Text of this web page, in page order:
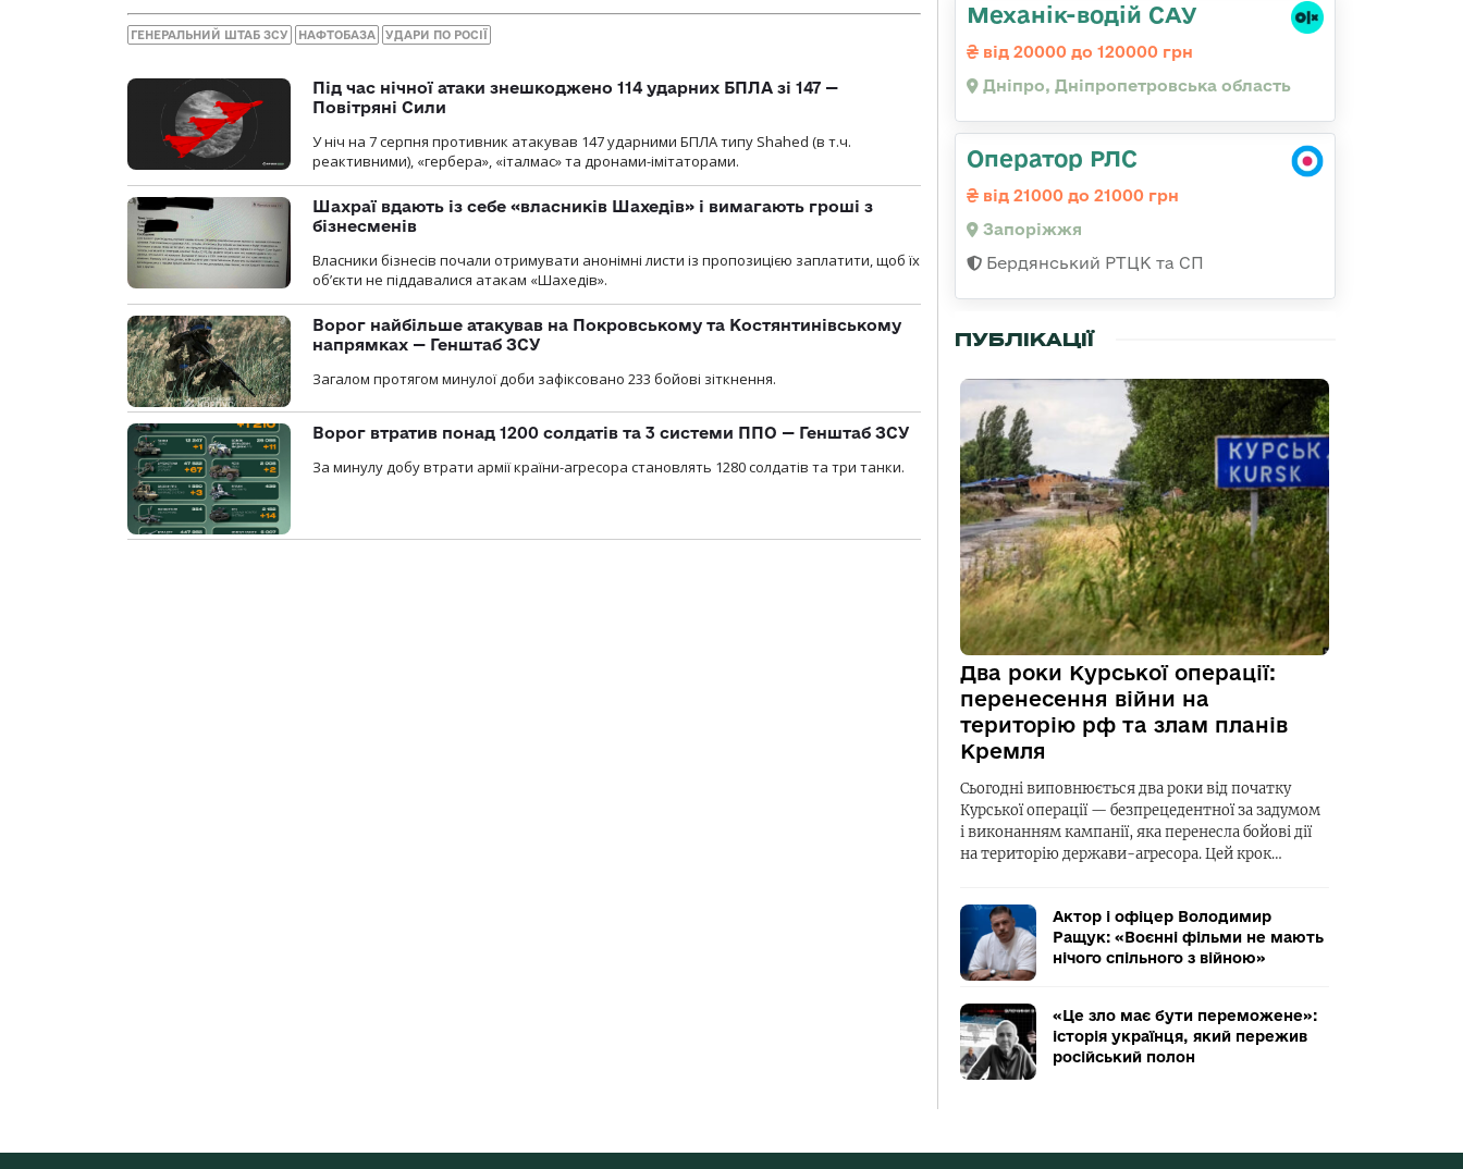
ГЕНЕРАЛЬНИЙ ШТАБ ЗСУ НАФТОБАЗА УДАРИ ПО РОСІЇ
Під час нічної атаки знешкоджено 114 ударних БПЛА зі 147 —
Повітряні Сили
У ніч на 7 серпня противник атакував 147 ударними БПЛА типу Shahed (в т.ч.
реактивними), «гербера», «італмас» та дронами-імітаторами.
Шахраї вдають із себе «власників Шахедів» і вимагають гроші з
бізнесменів
Власники бізнесів почали отримувати анонімні листи із пропозицією заплатити, щоб їх
об’єкти не піддавалися атакам «Шахедів».
Ворог найбільше атакував на Покровському та Костянтинівському
напрямках — Генштаб ЗСУ
Загалом протягом минулої доби зафіксовано 233 бойові зіткнення.
Ворог втратив понад 1200 солдатів та 3 системи ППО — Генштаб ЗСУ
За минулу добу втрати армії країни-агресора становлять 1280 солдатів та три танки.
Механік-водій САУ
від 20000 до 120000 грн
Дніпро, Дніпропетровська область
Оператор РЛС
від 21000 до 21000 грн
Запоріжжя
Бердянський РТЦК та СП
ПУБЛІКАЦІЇ
Два роки Курської операції:
перенесення війни на
територію рф та злам планів
Кремля
Сьогодні виповнюється два роки від початку
Курської операції — безпрецедентної за задумом
і виконанням кампанії, яка перенесла бойові дії
на територію держави-агресора. Цей крок…
Актор і офіцер Володимир
Ращук: «Воєнні фільми не мають
нічого спільного з війною»
«Це зло має бути переможене»:
історія українця, який пережив
російський полон